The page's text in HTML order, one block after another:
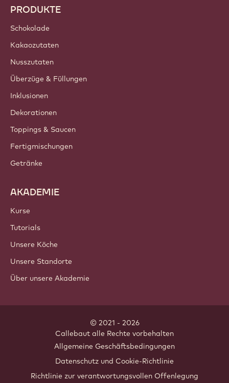
PRODUKTE
Schokolade
Kakaozutaten
Nusszutaten
Überzüge & Füllungen
Inklusionen
Dekorationen
Toppings & Saucen
Fertigmischungen
Getränke
AKADEMIE
Kurse
Tutorials
Unsere Köche
Unsere Standorte
Über unsere Akademie
© 2021 - 2026
Callebaut alle Rechte vorbehalten
Allgemeine Geschäftsbedingungen
Datenschutz und Cookie-Richtlinie
Richtlinie zur verantwortungsvollen Offenlegung